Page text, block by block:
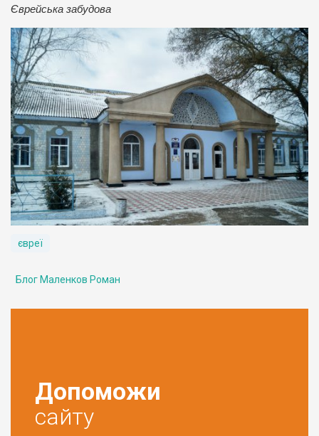
Єврейська забудова
євреї
Блог Маленков Роман
Допоможи
сайту